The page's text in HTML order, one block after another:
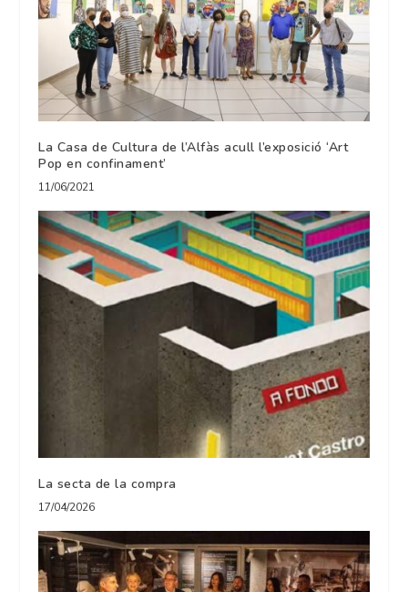
La Casa de Cultura de l’Alfàs acull l’exposició ‘Art
Pop en confinament’
11/06/2021
La secta de la compra
17/04/2026